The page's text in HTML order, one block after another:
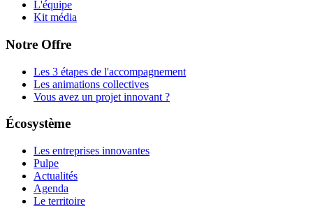
L'équipe
Kit média
Notre Offre
Les 3 étapes de l'accompagnement
Les animations collectives
Vous avez un projet innovant ?
Écosystème
Les entreprises innovantes
Pulpe
Actualités
Agenda
Le territoire